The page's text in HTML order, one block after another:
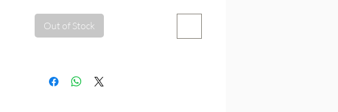
上，便會出現許多不確定性，變成
錯誤的算計，令愛情隨時死在半途
在公路上的「亡命小巴」有多凶
險，愛情的路途便有多驚險。愛情
Out of Stock